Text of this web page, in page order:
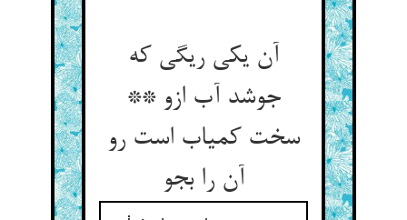
آن یکی ریگی که
جوشد آب ازو **
سخت کمیاب است رو
آن را بجو